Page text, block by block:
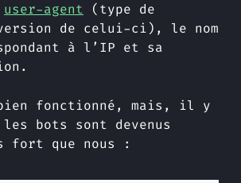
user-agent (type de
de celui-ci), le nom
à l’IP et sa
fonctionné, mais, il y
bots sont devenus
fort que nous :